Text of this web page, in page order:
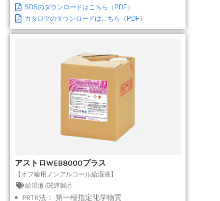
SDSのダウンロードはこちら（PDF）
カタログのダウンロードはこちら（PDF）
アストロWEB8000プラス
【オフ輪用ノンアルコール給湿液】
給湿液/関連製品
PRTR法： 第一種指定化学物質